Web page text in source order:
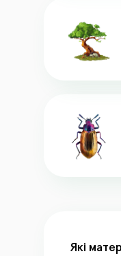
Які